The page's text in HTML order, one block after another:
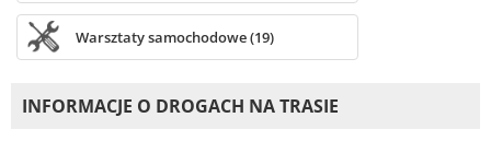
Warsztaty samochodowe (19)
INFORMACJE O DROGACH NA TRASIE